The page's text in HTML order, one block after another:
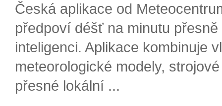
Česká aplikace od
předpoví déšť na minutu
inteligenci. Aplikace kombinuje
meteorologické modely,
přesné lokální ...